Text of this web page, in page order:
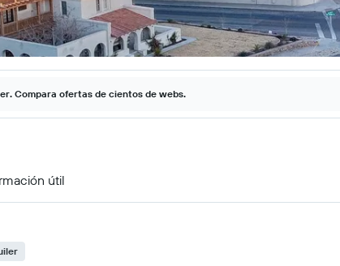
Compara ofertas de cientos de webs.
útil